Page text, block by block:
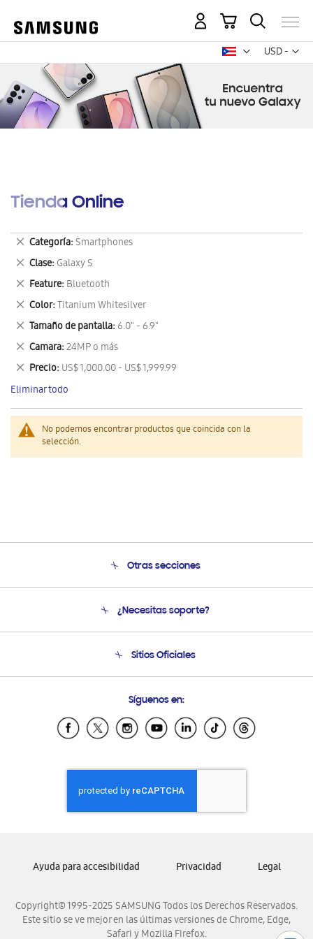
USD -
dólar
Mi carrito
Tienda Online
No podemos encontrar productos que coincida con la
selección.
Categoría Smartphones
Eliminar
este
artículo
Clase Galaxy S
Eliminar
este
artículo
Feature Bluetooth
Eliminar
este
artículo
Color Titanium Whitesilver
Eliminar
este
artículo
Tamaño de pantalla 6.0" - 6.9"
Eliminar
este
artículo
Camara 24MP o más
Eliminar
este
artículo
Precio US$ 1,000.00 - US$ 1,999.99
Eliminar
este
artículo
Eliminar todo
Otras secciones
Soporte
Condiciones de Compra
¿Necesitas soporte?
Soporte vía eMail
Sitios Oficiales
Samsung Ecuador
Samsung El Salvador
Samsung Honduras
Samsung Nicaragua
Samsung Panamá
Samsung Venezuela
Síguenos en:
Copyright© 1995-2025 SAMSUNG Todos los Derechos Reservados.
Este sitio se ve mejor en las últimas versiones de Chrome, Edge,
Safari y Mozilla Firefox.
Ayuda para accesibilidad Privacidad Legal